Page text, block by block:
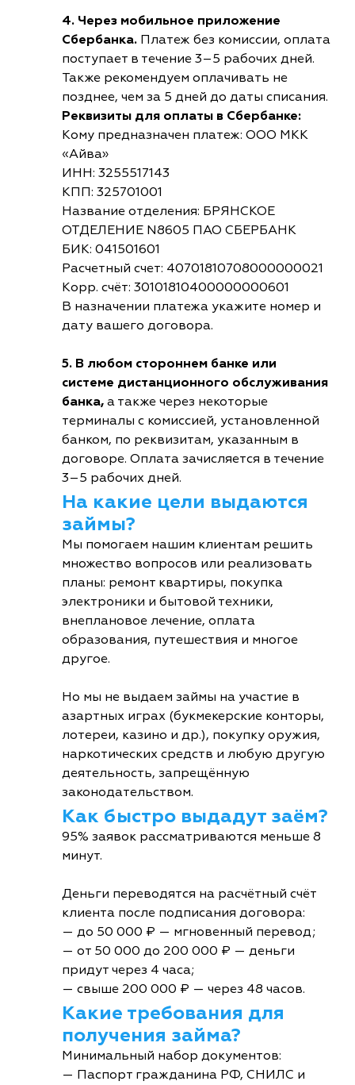
4. Через мобильное приложение
Сбербанка. Платеж без комиссии, оплата
поступает в течение 3–5 рабочих дней.
Также рекомендуем оплачивать не
позднее, чем за 5 дней до даты списания.
Реквизиты для оплаты в Сбербанке:
Кому предназначен платеж: ООО МКК
«Айва»
ИНН: 3255517143
КПП: 325701001
Название отделения: БРЯНСКОЕ
ОТДЕЛЕНИЕ N8605 ПАО СБЕРБАНК
БИК: 041501601
Расчетный счет: 40701810708000000021
Корр. счёт: 30101810400000000601
В назначении платежа укажите номер и
дату вашего договора.
5. В любом стороннем банке или
системе дистанционного обслуживания
банка, а также через некоторые
терминалы с комиссией, установленной
банком, по реквизитам, указанным в
договоре. Оплата зачисляется в течение
3–5 рабочих дней.
На какие цели выдаются
займы?
Мы помогаем нашим клиентам решить
множество вопросов или реализовать
планы: ремонт квартиры, покупка
электроники и бытовой техники,
внеплановое лечение, оплата
образования, путешествия и многое
другое.
Но мы не выдаем займы на участие в
азартных играх (букмекерские конторы,
лотереи, казино и др.), покупку оружия,
наркотических средств и любую другую
деятельность, запрещённую
законодательством.
Как быстро выдадут заём?
95% заявок рассматриваются меньше 8
минут.
Деньги переводятся на расчётный счёт
клиента после подписания договора:
— до 50 000 ₽ — мгновенный перевод;
— от 50 000 до 200 000 ₽ — деньги
придут через 4 часа;
— свыше 200 000 ₽ — через 48 часов.
Какие требования для
получения займа?
Минимальный набор документов:
— Паспорт гражданина РФ, СНИЛС и